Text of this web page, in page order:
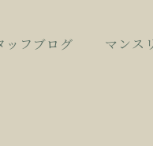
5 空き
4 家づ
ッフブログ マンス